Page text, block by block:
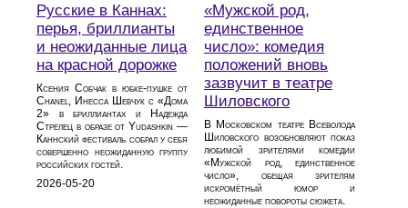
Русские в Каннах:
перья, бриллианты
и неожиданные лица
на красной дорожке
Ксения Собчак в юбке-пушке от
Chanel, Инесса Шевчук с «Дома
2» в бриллиантах и Надежда
Стрелец в образе от Yudashkin —
Каннский фестиваль собрал у себя
совершенно неожиданную группу
российских гостей.
2026-05-20
«Мужской род,
единственное
число»: комедия
положений вновь
зазвучит в театре
Шиловского
В Московском театре Всеволода
Шиловского возобновляют показ
любимой зрителями комедии
«Мужской род, единственное
число», обещая зрителям
искромётный юмор и
неожиданные повороты сюжета.